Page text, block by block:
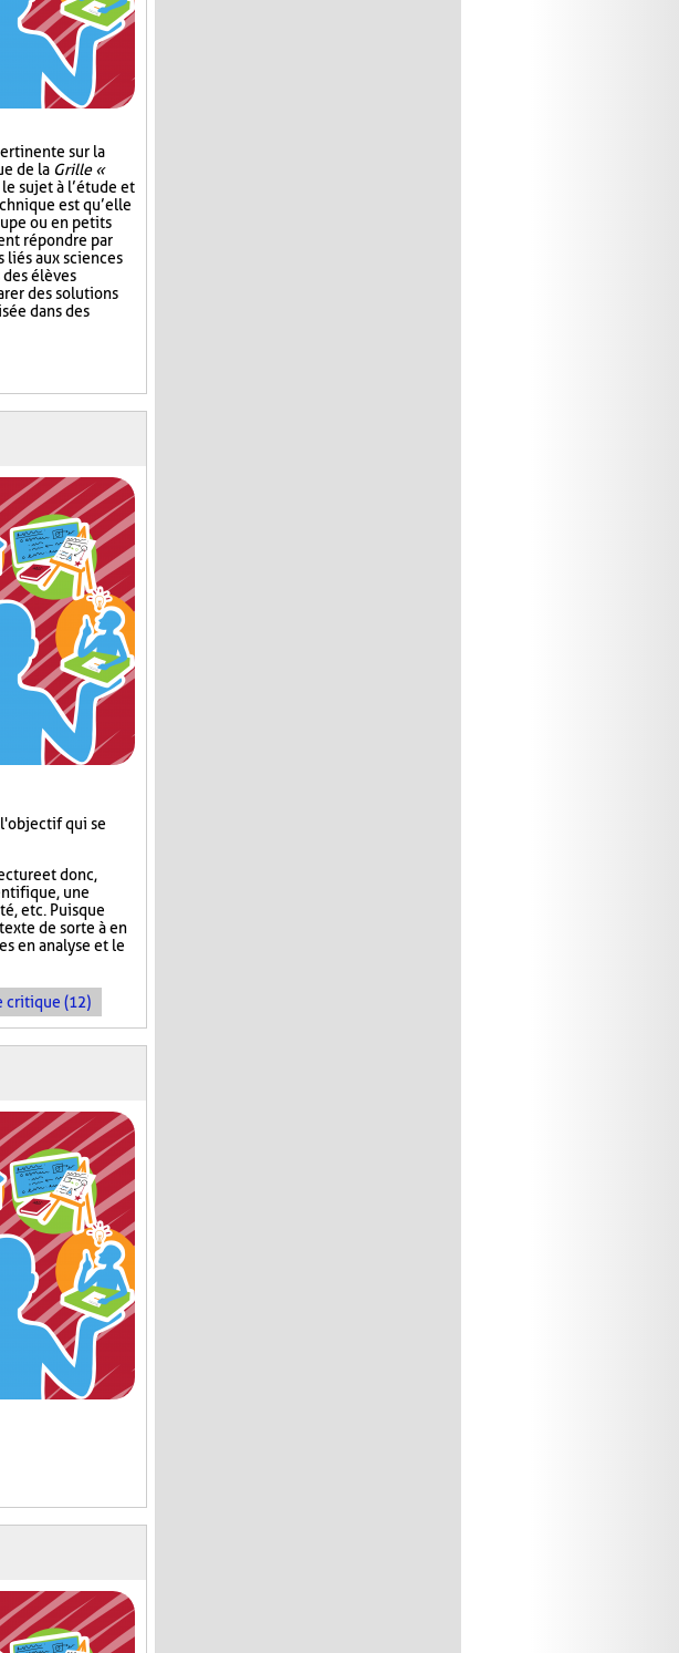
sur la
de la Grille «
sujet à l’étude et
est qu’elle
ou en petits
répondre par
aux sciences
élèves
des solutions
dans des
qui se
et donc,
une
etc. Puisque
de sorte à en
en analyse et le
critique (12)